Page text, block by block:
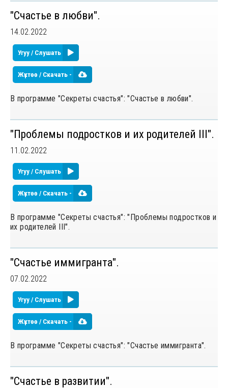
"Счастье в любви".
14.02.2022
Угуу / Слушать
Жүктөө / Скачать -
В программе "Секреты счастья": "Счастье в любви".
"Проблемы подростков и их родителей III".
11.02.2022
Угуу / Слушать
Жүктөө / Скачать -
В программе "Секреты счастья": "Проблемы подростков и
их родителей III".
"Счастье иммигранта".
07.02.2022
Угуу / Слушать
Жүктөө / Скачать -
В программе "Секреты счастья": "Счастье иммигранта".
"Счастье в развитии".